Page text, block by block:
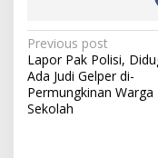
P
o
s
t
Previous post
Lapor Pak Polisi,
Ada Judi Gelper di-
Permungkinan
Sekolah